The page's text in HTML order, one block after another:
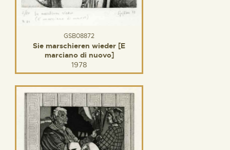
GSB08872
Sie marschieren wieder [E
marciano di nuovo]
1978